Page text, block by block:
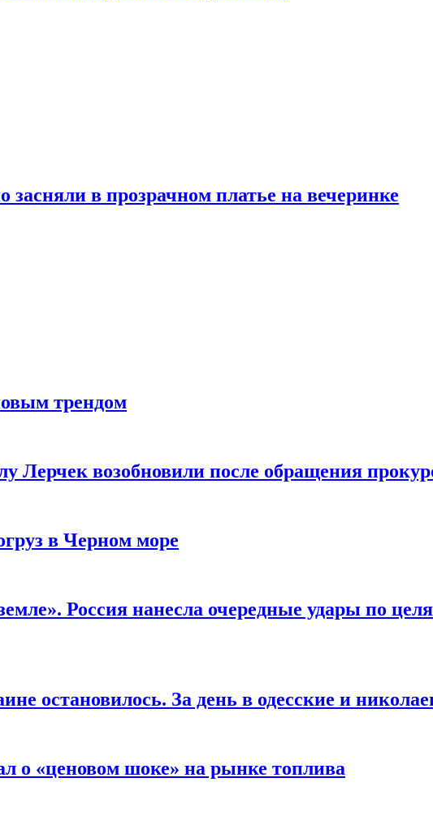
в прозрачном платье на вечеринке
трендом
Лерчек возобновили после обращения
в Черном море
Россия нанесла очередные удары по
остановилось. За день в одесские и
о «ценовом шоке» на рынке топлива